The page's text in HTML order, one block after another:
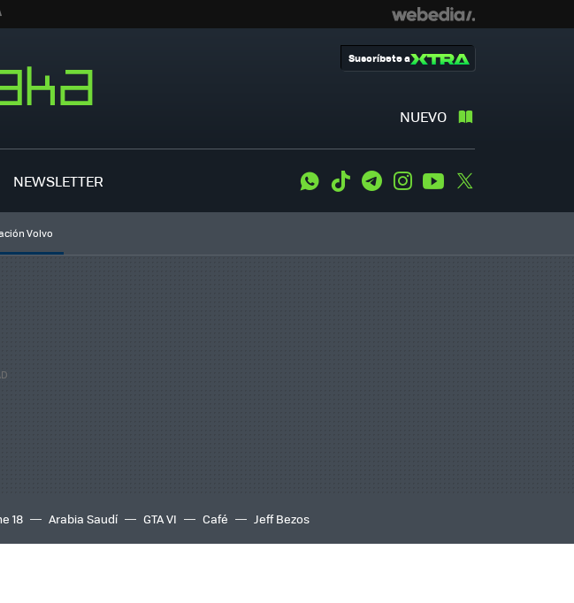
NUEVO
Suscríbete a
NEWSLETTER WhatsApp
Tiktok TelegramInstagramYoutube
Volvo
18 Arabia Saudí GTA VI Café Jeff Bezos